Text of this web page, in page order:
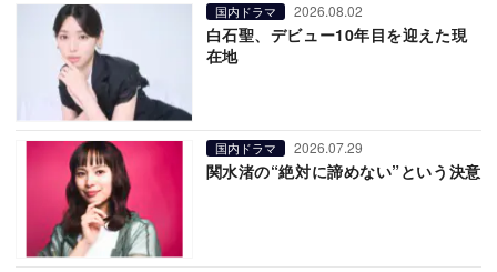
国内ドラマ 2026.08.02
白石聖、デビュー10年目を迎えた現
在地
国内ドラマ 2026.07.29
関水渚の“絶対に諦めない”という決意